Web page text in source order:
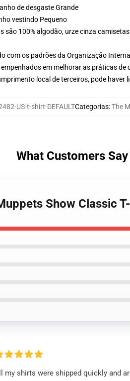
de desgaste Grande
vestindo Pequeno
100% algodão, urze cinza
com os padrões da Organização
em melhorar as práticas
local de terceiros, pode
US-t-shirt-DEFAULTCategorias:The
What Customers Say
Show Classic
my shirts were shipped quickly and